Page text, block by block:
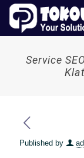
Service
Published by